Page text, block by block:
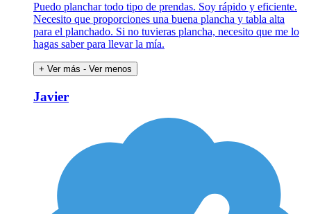
Puedo planchar todo tipo de prendas. Soy rápido y eficiente.
Necesito que proporciones una buena plancha y tabla alta
para el planchado. Si no tuvieras plancha, necesito que me lo
hagas saber para llevar la mía.
+ Ver más - Ver menos
Javier